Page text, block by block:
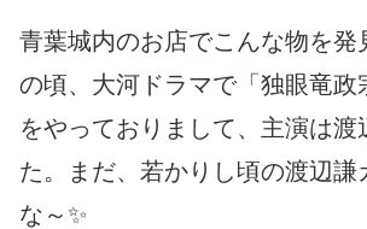
青葉城内のお店でこんな物を発
の頃、大河ドラマで「独眼竜政
をやっておりまして、主演は渡
た。まだ、若かりし頃の渡辺謙
な～✨